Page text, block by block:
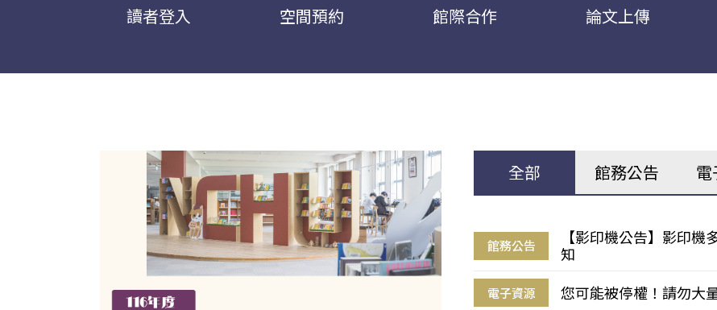
讀者登入 空間預約 館際合作 論文上傳
全部 館務公告 電
館務公告
【影印機公告】影印
知
電子資源 您可能被停權！請勿大